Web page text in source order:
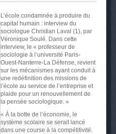
L’école condamnée à produire du
capital humain : interview du
sociologueChristian Laval (1), par
Véronique Soulé. Dans cette
interview, le « professeur de
sociologie à l’université Paris-
Ouest-Nanterre-La Défense, revient
sur les mécanismes ayant conduit à
une redéfinition des missions de
l’école au service de l’entreprise et
plaide pour un renouvellement de
la pensée sociologique. »
« À la botte de l’économie, le
système scolaire se serait lancé
dans une course à la compétitivité.